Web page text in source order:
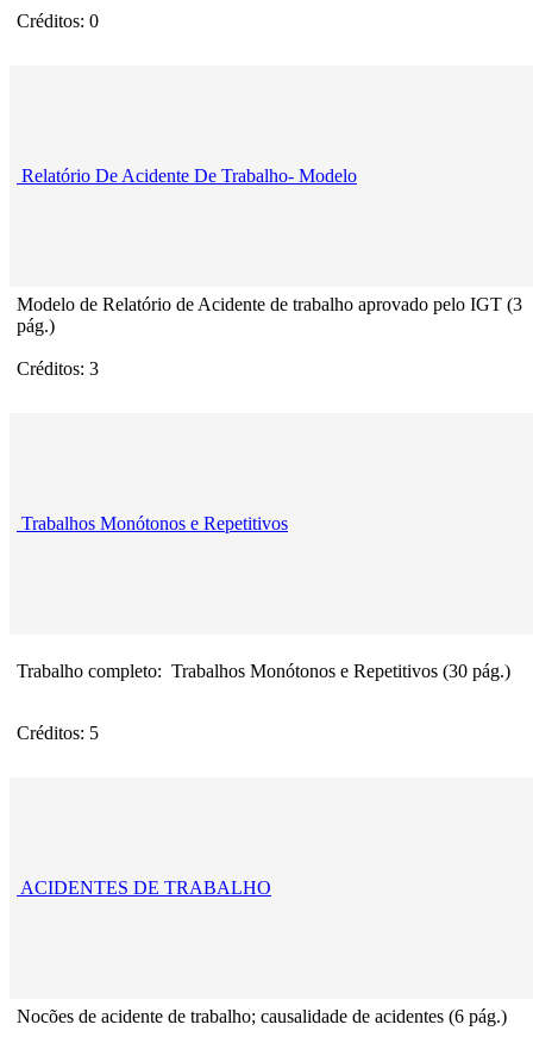
Créditos: 0
Relatório De Acidente De Trabalho- Modelo
Modelo de Relatório de Acidente de trabalho aprovado pelo IGT (3
pág.)
Créditos: 3
Trabalhos Monótonos e Repetitivos
Trabalho completo: Trabalhos Monótonos e Repetitivos (30 pág.)
Créditos: 5
ACIDENTES DE TRABALHO
Nocões de acidente de trabalho; causalidade de acidentes (6 pág.)